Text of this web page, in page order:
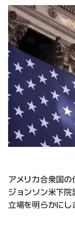
アメリカ合衆国の
ジョンソン米下
立場を明らかにし